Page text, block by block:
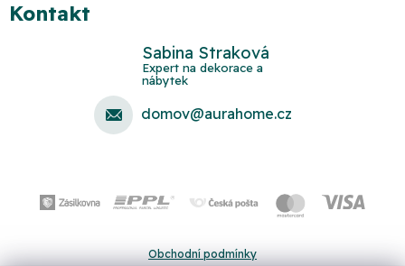
Kontakt
Sabina Straková
domov@aurahome.cz
Obchodní podmínky